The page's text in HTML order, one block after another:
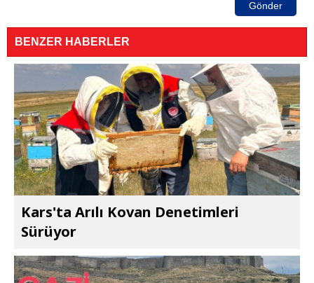
Gönder
BENZER HABERLER
Kars'ta Arılı Kovan Denetimleri
Sürüyor